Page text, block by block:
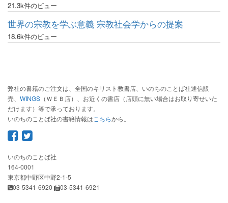
21.3k件のビュー
世界の宗教を学ぶ意義 宗教社会学からの提案
18.6k件のビュー
弊社の書籍のご注文は、全国のキリスト教書店、いのちのことば社通信販
売、 WINGS （ＷＥＢ店）、お近くの書店（店頭に無い場合はお取り寄せいた
だけます）等で承っております。
いのちのことば社の書籍情報は こちらから。
いのちのことば社
164-0001
東京都中野区中野2-1-5
03-5341-6920
03-5341-6921